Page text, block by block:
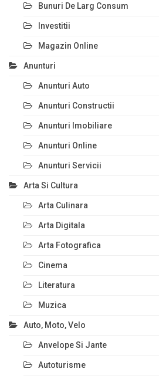
Bunuri De Larg Consum
Investitii
Magazin Online
Anunturi
Anunturi Auto
Anunturi Constructii
Anunturi Imobiliare
Anunturi Online
Anunturi Servicii
Arta Si Cultura
Arta Culinara
Arta Digitala
Arta Fotografica
Cinema
Literatura
Muzica
Auto, Moto, Velo
Anvelope Si Jante
Autoturisme